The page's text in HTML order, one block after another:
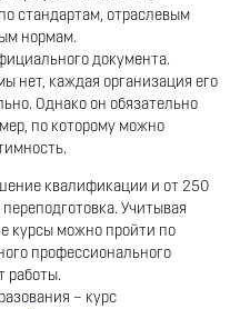
стандартам, отраслевым
нормам.
документа.
нет, каждая организация его
Однако он обязательно
по которому можно
квалификации и от 250
Учитывая
курсы можно пройти по
профессионального
работы.
– курс